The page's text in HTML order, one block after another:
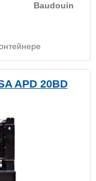
Baudouin
APD 20BD